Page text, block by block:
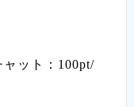
ット：100pt/